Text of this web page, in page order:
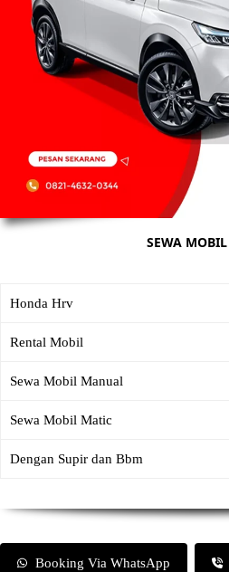
SEWA
Honda Hrv
Rental Mobil
Sewa Mobil Manual
Sewa Mobil Matic
Dengan Supir dan Bbm
Booking Via WhatsApp